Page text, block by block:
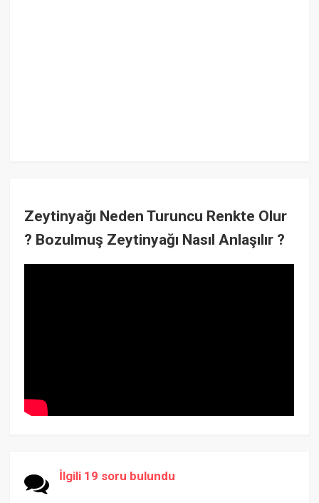
Zeytinyağı Neden Turuncu Renkte Olur
? Bozulmuş Zeytinyağı Nasıl Anlaşılır ?
İlgili 19 soru bulundu